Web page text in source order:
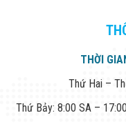
THỜI
Thứ Hai –
Thứ Bảy: 8:00 SA –